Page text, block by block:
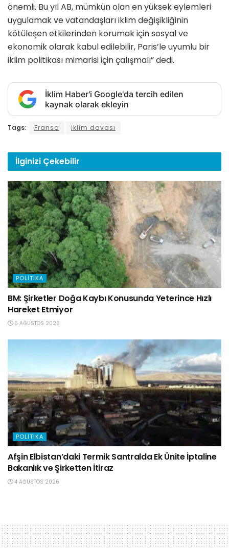
önemli. Bu yıl AB, mümkün olan en yüksek eylemleri
uygulamak ve vatandaşları iklim değişikliğinin
kötüleşen etkilerinden korumak için sosyal ve
ekonomik olarak kabul edilebilir, Paris’le uyumlu bir
iklim politikası mimarisi için çalışmalı” dedi.
İklim Haber'i Google'da tercih edilen
kaynak olarak ekleyin
Tags: Fransa iklim davası
İlginizi Çekebilir
POLITIKA
BM: Şirketler Doğa Kaybı Konusunda Yeterince Hızlı
Hareket Etmiyor
5 AĞUSTOS 2026
POLITIKA
Afşin Elbistan’daki Termik Santralda Ek Ünite İptaline
Bakanlık ve Şirketten İtiraz
4 AĞUSTOS 2026